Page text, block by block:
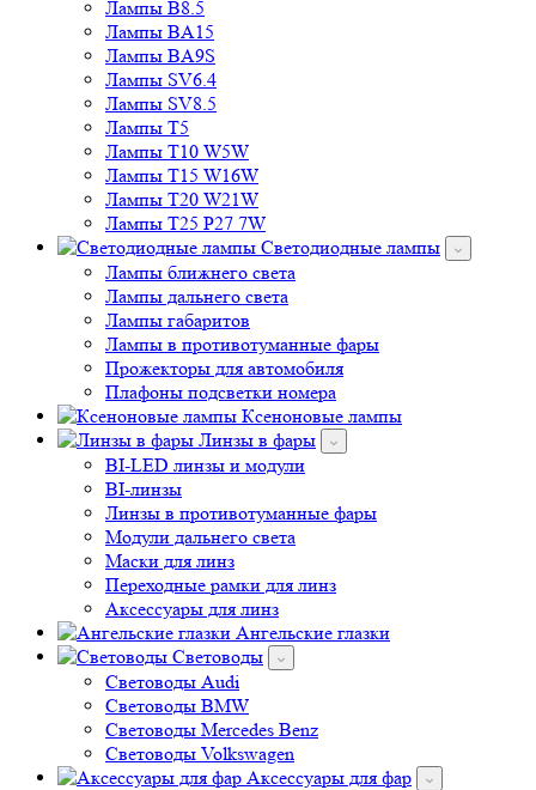
Лампы B8.5
Лампы BA15
Лампы BA9S
Лампы SV6.4
Лампы SV8.5
Лампы T5
Лампы T10 W5W
Лампы T15 W16W
Лампы T20 W21W
Лампы T25 P27 7W
Светодиодные лампы
Лампы ближнего света
Лампы дальнего света
Лампы габаритов
Лампы в противотуманные фары
Прожекторы для автомобиля
Плафоны подсветки номера
Ксеноновые лампы
Линзы в фары
BI-LED линзы и модули
BI-линзы
Линзы в противотуманные фары
Модули дальнего света
Маски для линз
Переходные рамки для линз
Аксессуары для линз
Ангельские глазки
Световоды
Cветоводы Audi
Cветоводы BMW
Световоды Mercedes Benz
Cветоводы Volkswagen
Аксессуары для фар